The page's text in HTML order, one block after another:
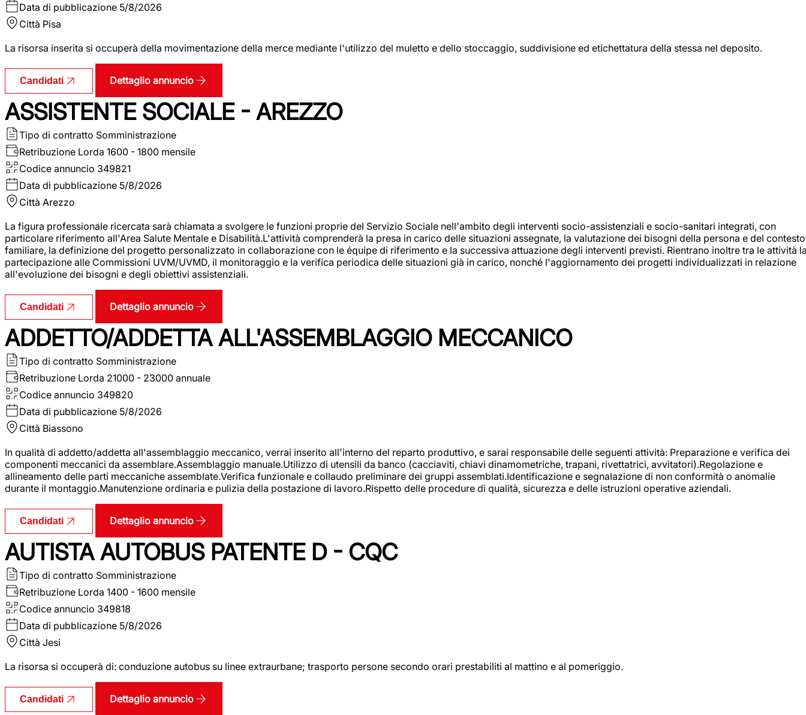
Data di pubblicazione 5/8/2026
Città Pisa
La risorsa inserita si occuperà della movimentazione della merce mediante l'utilizzo del muletto e dello stoccaggio, suddivisione ed etichettatura della stessa nel deposito.
Candidati Dettaglio annuncio
ASSISTENTE SOCIALE - AREZZO
Tipo di contratto Somministrazione
Retribuzione Lorda 1600 - 1800 mensile
Codice annuncio 349821
Data di pubblicazione 5/8/2026
Città Arezzo
La figura professionale ricercata sarà chiamata a svolgere le funzioni proprie del Servizio Sociale nell'ambito degli interventi socio-assistenziali e socio-sanitari integrati, con
particolare riferimento all'Area Salute Mentale e Disabilità.L'attività comprenderà la presa in carico delle situazioni assegnate, la valutazione dei bisogni della persona e del contesto
familiare, la definizione del progetto personalizzato in collaborazione con le équipe di riferimento e la successiva attuazione degli interventi previsti. Rientrano inoltre tra le attività
partecipazione alle Commissioni UVM/UVMD, il monitoraggio e la verifica periodica delle situazioni già in carico, nonché l'aggiornamento dei progetti individualizzati in relazione
all'evoluzione dei bisogni e degli obiettivi assistenziali.
Candidati Dettaglio annuncio
ADDETTO/ADDETTA ALL'ASSEMBLAGGIO MECCANICO
Tipo di contratto Somministrazione
Retribuzione Lorda 21000 - 23000 annuale
Codice annuncio 349820
Data di pubblicazione 5/8/2026
Città Biassono
In qualità di addetto/addetta all'assemblaggio meccanico, verrai inserito all'interno del reparto produttivo, e sarai responsabile delle seguenti attività: Preparazione e verifica dei
componenti meccanici da assemblare.Assemblaggio manuale.Utilizzo di utensili da banco (cacciaviti, chiavi dinamometriche, trapani, rivettatrici, avvitatori).Regolazione e
allineamento delle parti meccaniche assemblate.Verifica funzionale e collaudo preliminare dei gruppi assemblati.Identificazione e segnalazione di non conformità o anomalie
durante il montaggio.Manutenzione ordinaria e pulizia della postazione di lavoro.Rispetto delle procedure di qualità, sicurezza e delle istruzioni operative aziendali.
Candidati Dettaglio annuncio
AUTISTA AUTOBUS PATENTE D - CQC
Tipo di contratto Somministrazione
Retribuzione Lorda 1400 - 1600 mensile
Codice annuncio 349818
Data di pubblicazione 5/8/2026
Città Jesi
La risorsa si occuperà di: conduzione autobus su linee extraurbane; trasporto persone secondo orari prestabiliti al mattino e al pomeriggio.
Candidati Dettaglio annuncio